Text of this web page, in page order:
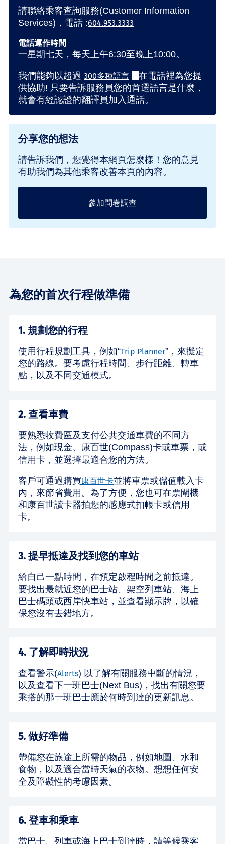
請聯絡乘客查詢服務(Customer Information
Services)，電話 :604.953.3333
電話運作時間
一星期七天，每天上午6:30至晚上10:00。
我們能夠以超過 300多種語言
在電話裡為您提
供協助! 只要告訴服務員您的首選語言是什麼，
就會有經認證的翻譯員加入通話。
分享您的想法
請告訴我們，您覺得本網頁怎麼樣！您的意見
有助我們為其他乘客改善本頁的內容。
參加問卷調查
為您的首次行程做準備
1. 規劃您的行程
使用行程規劃工具，例如“Trip Planner”，來擬定
您的路線。要考慮行程時間、步行距離、轉車
點，以及不同交通模式。
2. 查看車費
要熟悉收費區及支付公共交通車費的不同方
法，例如現金、康百世(Compass)卡或車票，或
信用卡，並選擇最適合您的方法。
客戶可通過購買康百世卡並將車票或儲值載入卡
內，來節省費用。為了方便，您也可在票閘機
和康百世讀卡器拍您的感應式扣帳卡或信用
卡。
3. 提早抵達及找到您的車站
給自己一點時間，在預定啟程時間之前抵達。
要找出最就近您的巴士站、架空列車站、海上
巴士碼頭或西岸快車站，並查看顯示牌，以確
保您沒有去錯地方。
4. 了解即時狀況
查看警示(Alerts) 以了解有關服務中斷的情況，
以及查看下一班巴士(Next Bus)，找出有關您要
乘搭的那一班巴士應於何時到達的更新訊息。
5. 做好準備
帶備您在旅途上所需的物品，例如地圖、水和
食物，以及適合當時天氣的衣物。想想任何安
全及障礙性的考慮因素。
6. 登車和乘車
當巴士、列車或海上巴士到達時，請等候乘客